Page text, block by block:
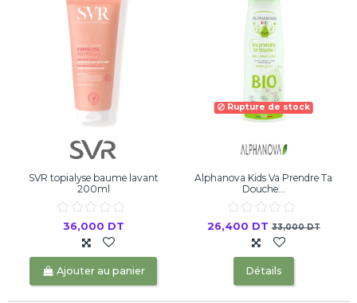
SVR topialyse baume lavant
200ml
36,000 DT
Ajouter au panier
Rupture de stock
Alphanova Kids Va Prendre Ta
Douche...
26,400 DT33,000 DT
Détails